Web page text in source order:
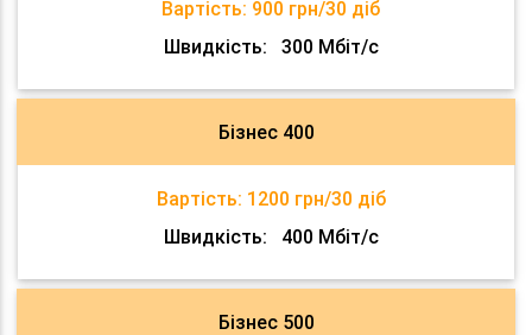
Вартість: 900 грн/30 діб
Швидкість:
300 Мбіт/с
Бізнес 400
Вартість: 1200 грн/30 діб
Швидкість:
400 Мбіт/с
Бізнес 500